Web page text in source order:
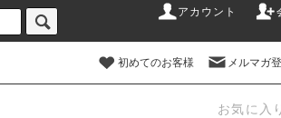
アカウント
初めてのお客様 メルマガ
お気に入